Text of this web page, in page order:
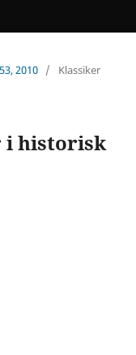
2010 / Klassiker
i historisk